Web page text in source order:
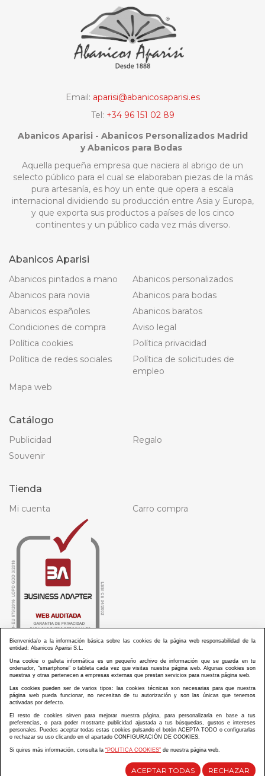
Email: aparisi@abanicosaparisi.es
Tel: +34 96 151 02 89
Abanicos Aparisi - Abanicos Personalizados Madrid
y Abanicos para Bodas
Aquella pequeña empresa que naciera al abrigo de un
selecto público para el cual se elaboraban piezas de la más
pura artesanía, es hoy un ente que opera a escala
internacional dividiendo su producción entre Asia y Europa,
y que exporta sus productos a países de los cinco
continentes y un público cada vez más diverso.
Abanicos Aparisi
Abanicos pintados a mano
Abanicos personalizados
Abanicos para novia
Abanicos para bodas
Abanicos españoles
Abanicos baratos
Condiciones de compra
Aviso legal
Política cookies
Política privacidad
Política de redes sociales
Política de solicitudes de
empleo
Mapa web
Catálogo
Publicidad
Regalo
Souvenir
Tienda
Mi cuenta Carro compra
ABANICOS APARISI S.L. ha recibido por parte de La Generalitat Valenciana, la cantidad de
100.000 € en apoyo al proyecto HISOLV/2021/3933/46 del PLAN EMPRESARIAL “PLAN RESISITIR
ABANICOS APARISI S.L. ha recibido por parte de La Generalitat Valenciana, la cantidad de 7.000
€ en apoyo al proyecto CMARTE/2021/265/46 del PLAN AYUDAS DIRECTAS ARTESANIA “CMARTE”.
Diseño y desarrollo web Im3diA comunicación
Bienvenida/o a la información básica sobre las cookies de la página web responsabilidad de la
entidad: Abanicos Aparisi S.L.
Una cookie o galleta informática es un pequeño archivo de información que se guarda en tu
ordenador, “smartphone” o tableta cada vez que visitas nuestra página web. Algunas cookies son
nuestras y otras pertenecen a empresas externas que prestan servicios para nuestra página web.
Las cookies pueden ser de varios tipos: las cookies técnicas son necesarias para que nuestra
página web pueda funcionar, no necesitan de tu autorización y son las únicas que tenemos
activadas por defecto.
El resto de cookies sirven para mejorar nuestra página, para personalizarla en base a tus
preferencias, o para poder mostrarte publicidad ajustada a tus búsquedas, gustos e intereses
personales. Puedes aceptar todas estas cookies pulsando el botón ACEPTA TODO o configurarlas
o rechazar su uso clicando en el apartado CONFIGURACIÓN DE COOKIES.
Si quires más información, consulta la “POLITICA COOKIES” de nuestra página web.
ACEPTAR TODAS RECHAZAR